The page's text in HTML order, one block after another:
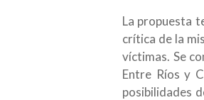
La propuesta
crítica de la
víctimas. Se
Entre Ríos y
posibilidades